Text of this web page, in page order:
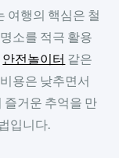
여행의 핵심은 철
소를 적극 활용
안전놀이터 같은
용은 낮추면서
즐거운 추억을 만
입니다.